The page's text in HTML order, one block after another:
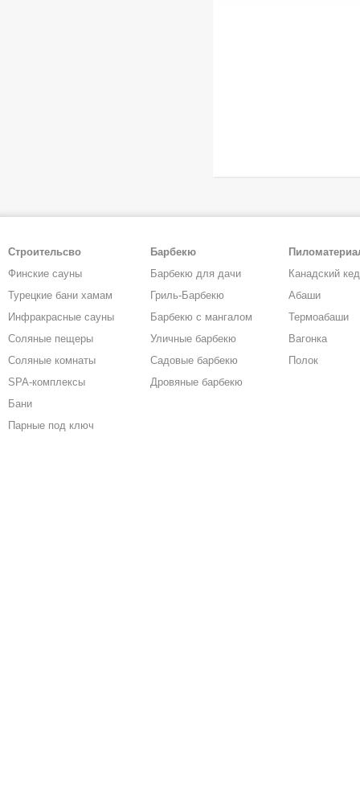
Строительсво
Финские сауны
Турецкие бани хамам
Инфракрасные сауны
Соляные пещеры
Соляные комнаты
SPA-комплексы
Бани
Парные под ключ
Барбекю
Барбекю для дачи
Гриль-Барбекю
Барбекю с мангалом
Уличные барбекю
Садовые барбекю
Дровяные барбекю
Канадский
Абаши
Термоабаши
Вагонка
Полок